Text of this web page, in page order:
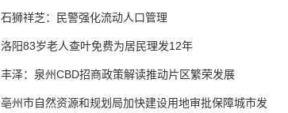
石狮祥芝：民警强化流动人口管理
洛阳83岁老人查叶免费为居民理发12年
丰泽：泉州CBD招商政策解读推动片区繁荣发展
亳州市自然资源和规划局加快建设用地审批保障城市发